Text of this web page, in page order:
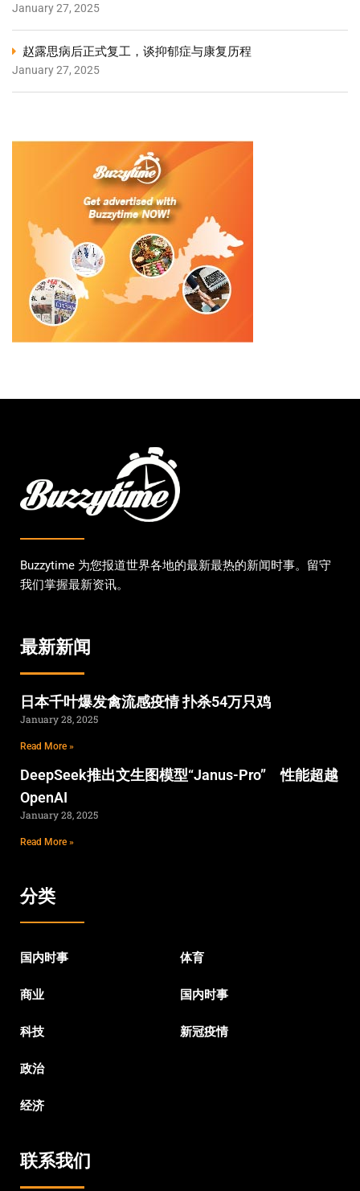
January 27, 2025
赵露思病后正式复工，谈抑郁症与康复历程
January 27, 2025
Buzzytime 为您报道世界各地的最新最热的新闻时事。留守
我们掌握最新资讯。
最新新闻
日本千叶爆发禽流感疫情 扑杀54万只鸡
January 28, 2025
Read More »
DeepSeek推出文生图模型“Janus-Pro” 性能超越
OpenAI
January 28, 2025
Read More »
分类
国内时事
商业
科技
政治
经济
体育
国内时事
新冠疫情
联系我们